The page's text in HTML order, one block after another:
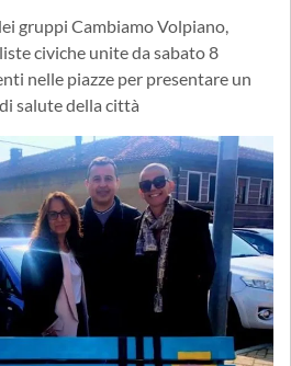
gruppi Cambiamo Volpiano,
civiche unite da sabato 8
nelle piazze per presentare un
salute della città